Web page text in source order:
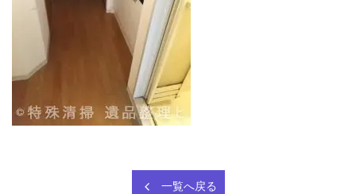
一覧へ戻る